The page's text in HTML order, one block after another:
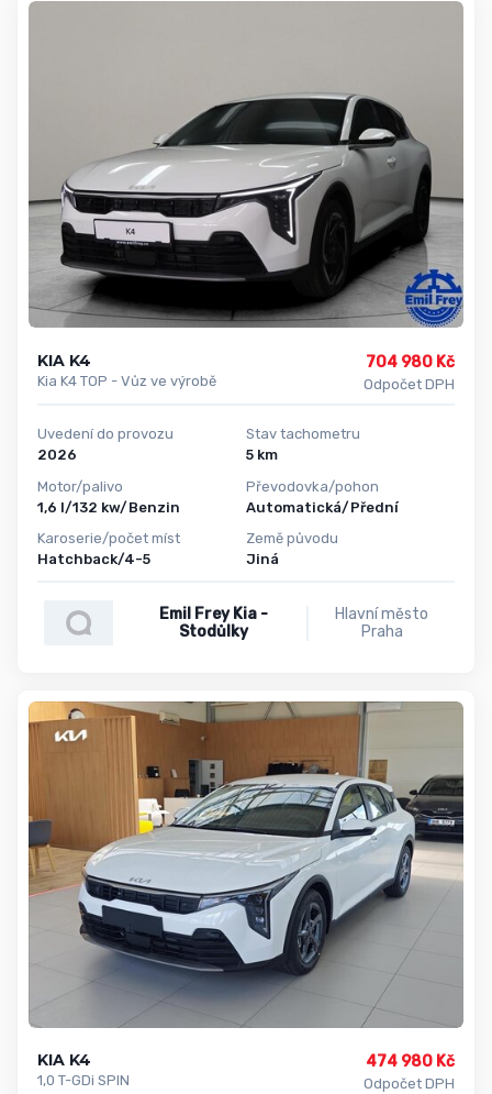
KIA K4
Kia K4 TOP - Vůz ve výrobě
704 980 Kč
Odpočet DPH
Uvedení do provozu
2026
Motor/palivo
1,6 l/132 kw/Benzin
Karoserie/počet míst
Hatchback/4-5
Stav tachometru
5 km
Převodovka/pohon
Automatická/Přední
Země původu
Jiná
Emil Frey Kia -
Stodůlky
Hlavní město
Praha
KIA K4
1,0 T-GDi SPIN
474 980 Kč
Odpočet DPH